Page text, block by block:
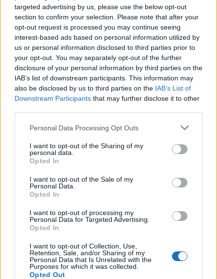
targeted advertising by us, please use the below opt-out
section to confirm your selection. Please note that after your
opt-out request is processed you may continue seeing
interest-based ads based on personal information utilized by
us or personal information disclosed to third parties prior to
your opt-out. You may separately opt-out of the further
disclosure of your personal information by third parties on the
IAB’s list of downstream participants. This information may
also be disclosed by us to third parties on the IAB’s List of
Downstream Participants that may further disclose it to other
Please note that this website/app uses one or more Google
not limited to your visit or usage behaviour. You may click to
grant or deny consent to Google and its third-party tags to
use your data for below specified purposes in below Google
consent section.
Personal Data Processing Opt Outs
I want to opt-out of the Sharing of my
personal data.
Opted In
I want to opt-out of the Sale of my
Personal Data.
Opted In
I want to opt-out of processing my
Personal Data for Targeted Advertising.
Opted In
I want to opt-out of Collection, Use,
Retention, Sale, and/or Sharing of my
Personal Data that Is Unrelated with the
Purposes for which it was collected.
Opted Out
Σχόλια
Σχολίασε εδώ
Αν τα χάσατε
Στη ΓΑΔΑ η 46χρονη που
συμμετοχή στην τραγωδία
της Μαρφίν - Μεταφέρθηκε
απευθείας από το
Τραμπ: «Ο πόλεμος με
σύντομα – Εμείς
τα Στενά του